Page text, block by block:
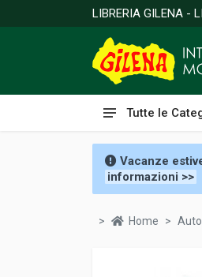
LIBRERIA GILENA -
Tutte le
Vacanze
informazioni >>
Home Auto